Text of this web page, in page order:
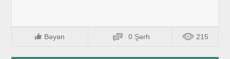
Bəyən 0 Şərh 215